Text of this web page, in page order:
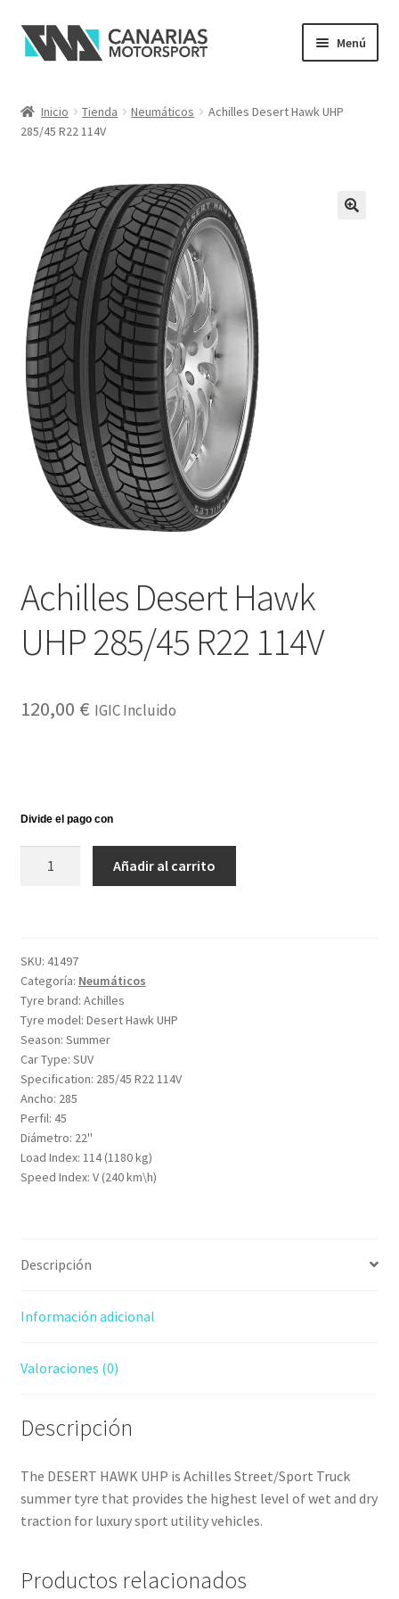
Ir
a
Ir
al
Menú
Inicio Tienda Neumáticos
Achilles Desert Hawk UHP
285/45 R22 114V
Achilles Desert Hawk
UHP 285/45 R22 114V
120,00 € IGIC Incluido
R22
114V
cantidad
Añadir al carrito
SKU: 41497
Categoría: Neumáticos
Tyre brand: Achilles
Tyre model: Desert Hawk UHP
Season: Summer
Car Type: SUV
Specification: 285/45 R22 114V
Ancho: 285
Perfil: 45
Diámetro: 22''
Load Index: 114 (1180 kg)
Speed Index: V (240 km\h)
Descripción
Información adicional
Valoraciones (0)
Descripción
The DESERT HAWK UHP is Achilles Street/Sport Truck
summer tyre that provides the highest level of wet and dry
traction for luxury sport utility vehicles.
Productos relacionados